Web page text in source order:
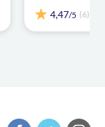
4,47/5 (6)